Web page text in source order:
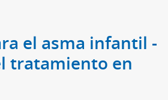
el asma infantil -
tratamiento en